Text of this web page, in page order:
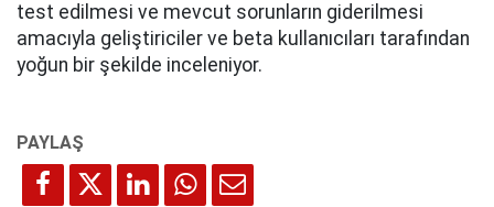
test edilmesi ve mevcut sorunların giderilmesi
amacıyla geliştiriciler ve beta kullanıcıları tarafından
yoğun bir şekilde inceleniyor.